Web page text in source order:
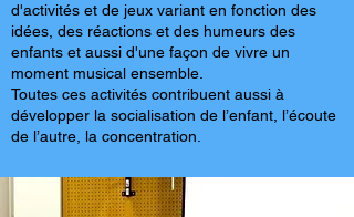
d'activités et de jeux variant en fonction des
idées, des réactions et des humeurs des
enfants et aussi d'une façon de vivre un
moment musical ensemble.
Toutes ces activités contribuent aussi à
développer la socialisation de l’enfant, l’écoute
de l’autre, la concentration.